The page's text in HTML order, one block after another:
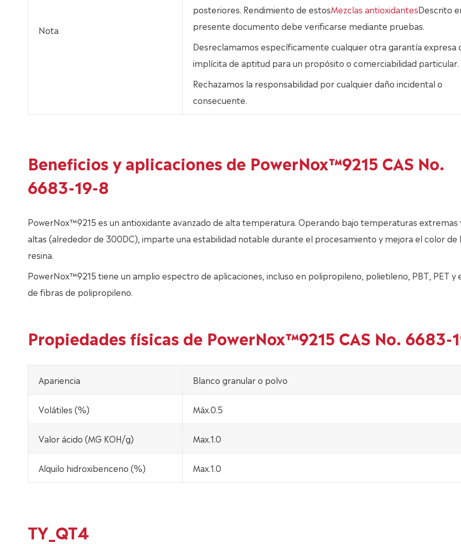
Nota
posteriores. Rendimiento de estosMezclas antioxidantesDescrito
presente documento debe verificarse mediante pruebas.
Desreclamamos específicamente cualquier otra garantía expresa
implícita de aptitud para un propósito o comerciabilidad particular.
Rechazamos la responsabilidad por cualquier daño incidental o
consecuente.
Beneficios y aplicaciones de PowerNox™9215 CAS No.
6683-19-8
PowerNox™9215 es un antioxidante avanzado de alta temperatura. Operando bajo temperaturas extremas
altas (alrededor de 300DC), imparte una estabilidad notable durante el procesamiento y mejora el color de
resina.
PowerNox™9215 tiene un amplio espectro de aplicaciones, incluso en polipropileno, polietileno, PBT, PET y
de fibras de polipropileno.
Propiedades físicas de PowerNox™9215 CAS No. 6683-
Apariencia Blanco granular o polvo
Volátiles (%) Máx.0.5
Valor ácido (MG KOH/g) Max.1.0
Alquilo hidroxibenceno (%) Max.1.0
TY_QT4